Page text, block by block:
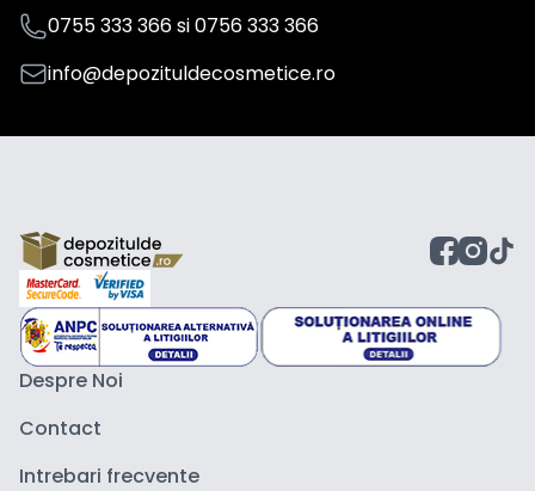
0755 333 366si0756 333 366
info@depozituldecosmetice.ro
Despre Noi
Contact
Intrebari frecvente